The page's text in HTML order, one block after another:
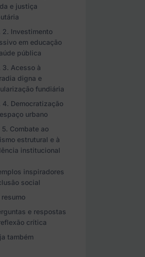
e justiça
2. Investimento
em educação
pública
3. Acesso à
digna e
fundiária
4. Democratização
urbano
5. Combate ao
estrutural e à
institucional
inspiradores
social
resumo
e respostas
crítica
também